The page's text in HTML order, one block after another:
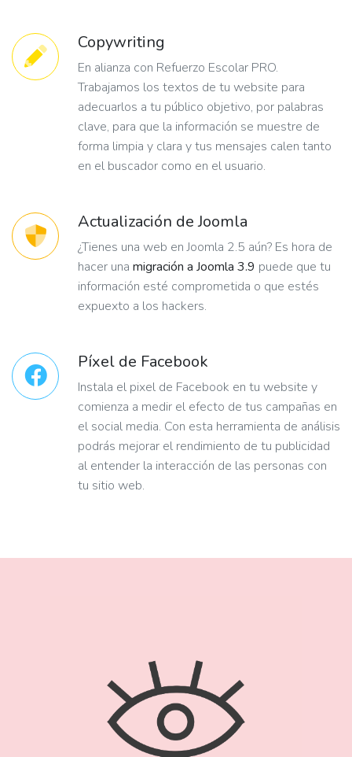
Copywriting
En alianza con Refuerzo Escolar PRO.
Trabajamos los textos de tu website para
adecuarlos a tu público objetivo, por palabras
clave, para que la información se muestre de
forma limpia y clara y tus mensajes calen tanto
en el buscador como en el usuario.
Actualización de Joomla
¿Tienes una web en Joomla 2.5 aún? Es hora de
hacer una migración a Joomla 3.9 puede que tu
información esté comprometida o que estés
expuexto a los hackers.
Píxel de Facebook
Instala el pixel de Facebook en tu website y
comienza a medir el efecto de tus campañas en
el social media. Con esta herramienta de análisis
podrás mejorar el rendimiento de tu publicidad
al entender la interacción de las personas con
tu sitio web.